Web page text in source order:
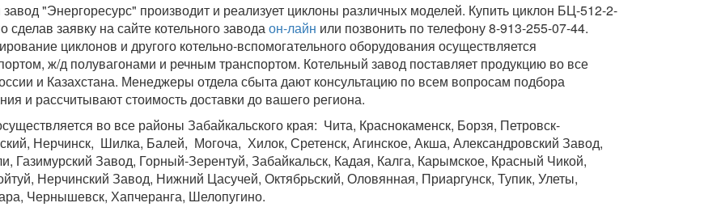
"Энергоресурс" производит и реализует циклоны различных моделей. Купить циклон БЦ-512-2-
сделав заявку на сайте котельного заводаон-лайн или позвонить по телефону 8-913-255-07-44.
циклонов и другого котельно-вспомогательного оборудования осуществляется
ж/д полувагонами и речным транспортом. Котельный завод поставляет продукцию во все
и Казахстана. Менеджеры отдела сбыта дают консультацию по всем вопросам подбора
и рассчитывают стоимость доставки до вашего региона.
во все районы Забайкальского края: Чита, Краснокаменск, Борзя, Петровск-
Нерчинск, Шилка, Балей, Могоча, Хилок, Сретенск, Агинское, Акша, Александровский Завод,
Газимурский Завод, Горный-Зерентуй, Забайкальск, Кадая, Калга, Карымское, Красный Чикой,
Нерчинский Завод, Нижний Цасучей, Октябрьский, Оловянная, Приаргунск, Тупик, Улеты,
Чернышевск, Хапчеранга, Шелопугино.